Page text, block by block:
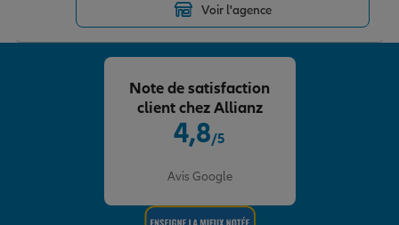
Voir l'agence
4,8/5
Avis Google
Note de satisfaction
client chez Allianz